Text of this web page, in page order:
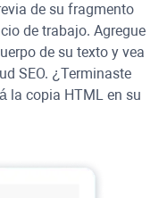
de su fragmento
de trabajo. Agregue
de su texto y vea
SEO. ¿Terminaste
la copia HTML en su